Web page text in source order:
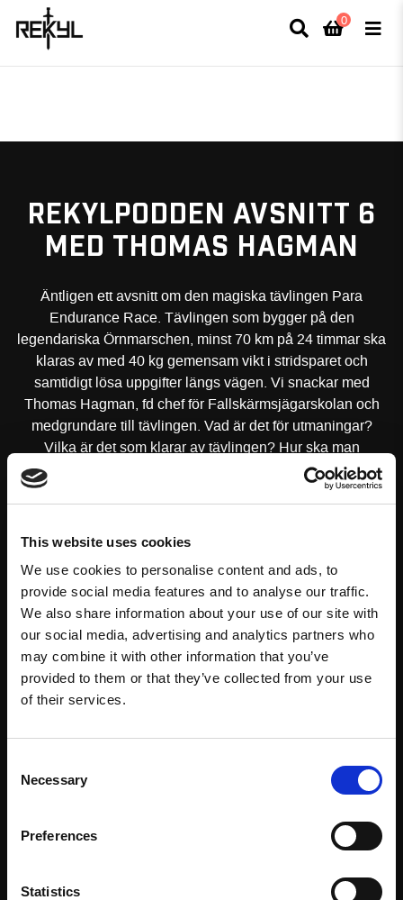
This website uses cookies
We use cookies to personalise content and ads, to
provide social media features and to analyse our traffic.
We also share information about your use of our site with
our social media, advertising and analytics partners who
may combine it with other information that you’ve
provided to them or that they’ve collected from your use
of their services.
Selection
Necessary
Preferences
Statistics
FULLT TRYCK I LEDNINGAR- MEDFÖR LÄNGRE LEVERANSTID - FRI FRAKT
0
REKYLPODDEN AVSNITT 6
MED THOMAS HAGMAN
Äntligen ett avsnitt om den magiska tävlingen Para
Endurance Race. Tävlingen som bygger på den
legendariska Örnmarschen, minst 70 km på 24 timmar ska
klaras av med 40 kg gemensam vikt i stridsparet och
samtidigt lösa uppgifter längs vägen. Vi snackar med
Thomas Hagman, fd chef för Fallskärmsjägarskolan och
medgrundare till tävlingen. Vad är det för utmaningar?
Vilka är det som klarar av tävlingen? Hur ska man
Finfina länkar
https://paraendurance.org
https://www.fallskarmsjagarna.se
https://www.facebook.com/groups/paranedurancerace/
Prenumerera på podden och ge gärna betyg, det hjälper
andra att hitta hit 🔥